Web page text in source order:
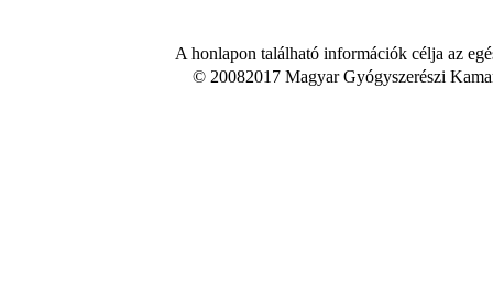
A honlapon található információk célja az
© 20082017 Magyar Gyógyszerészi